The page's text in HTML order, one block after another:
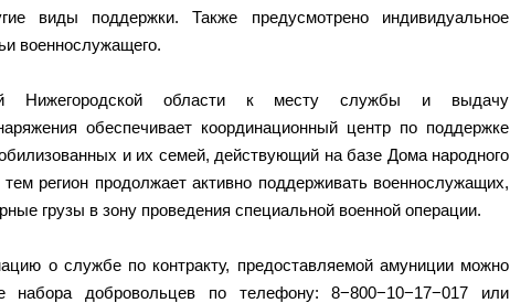
виды поддержки. Также предусмотрено индивидуальное
военнослужащего.
Нижегородской области к месту службы и выдачу
обеспечивает координационный центр по поддержке
и их семей, действующий на базе Дома народного
регион продолжает активно поддерживать военнослужащих,
грузы в зону проведения специальной военной операции.
о службе по контракту, предоставляемой амуниции можно
набора добровольцев по телефону: 8−800−10−17−017 или